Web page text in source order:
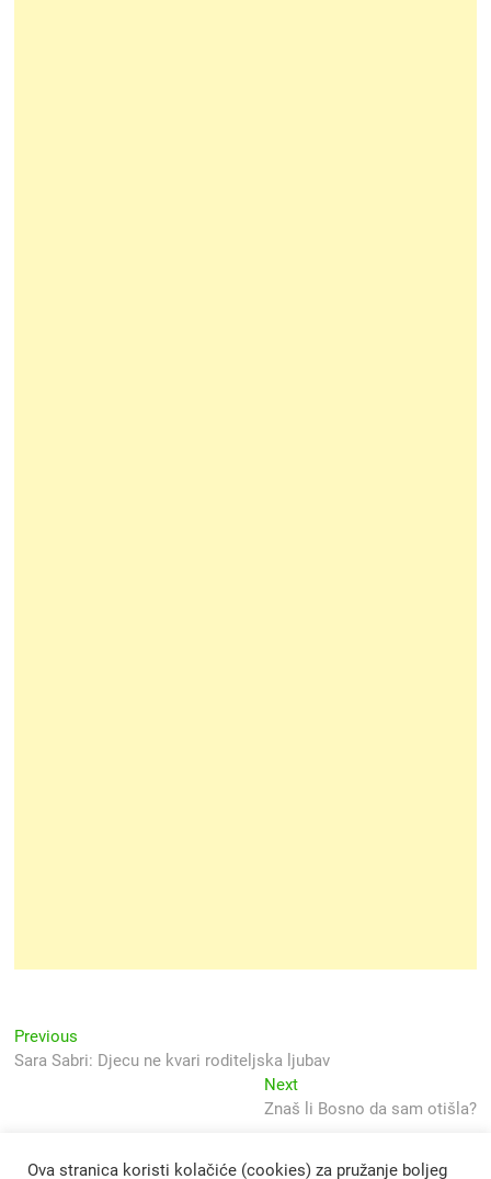
Navigacija
objava
Previous
post:
Sara Sabri: Djecu ne kvari roditeljska ljubav
NextNext
post:
Znaš li Bosno da sam otišla?
Ova stranica koristi kolačiće (cookies) za pružanje boljeg